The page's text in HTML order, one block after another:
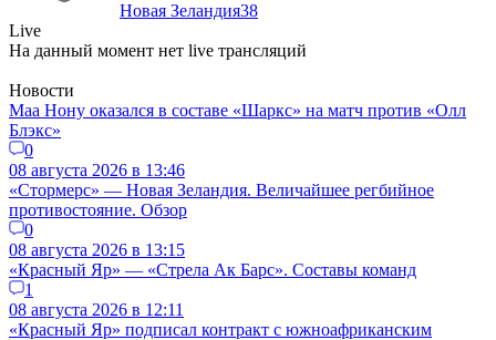
Новая Зеландия38
Live
На данный момент нет live трансляций
Новости
Маа Нону оказался в составе «Шаркс» на матч против «Олл
Блэкс»
0
08 августа 2026 в 13:46
«Стормерс» — Новая Зеландия. Величайшее регбийное
противостояние. Обзор
0
08 августа 2026 в 13:15
«Красный Яр» — «Стрела Ак Барс». Составы команд
1
08 августа 2026 в 12:11
«Красный Яр» подписал контракт с южноафриканским